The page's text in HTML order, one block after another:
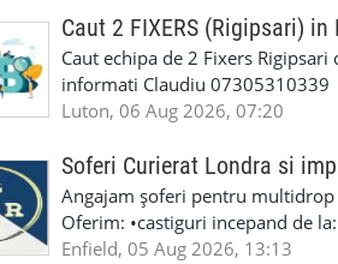
Reparam orice tip de masina
Masina de Drum Lung. ✅
Detailing Auto Interior/Exterior.
WhatsApp Text https://wa.link/
6HB
#AtelierAutoLondra
#RomanianGarageRepair
#RomanianMechanic
#MecaniciProfesionistiLondra
seriozitate.Multumesc anticipat.
Caut 2 FIXERS (Rigipsari) in
Caut echipa de 2 Fixers
informati Claudiu 07305310339
Luton, 06 Aug 2026, 07:20
Soferi Curierat Londra si
Angajam șoferi pentru
Oferim: •castiguri incepand de
pentru cei platitori de VAT si
Enfield, 05 Aug 2026, 13:13